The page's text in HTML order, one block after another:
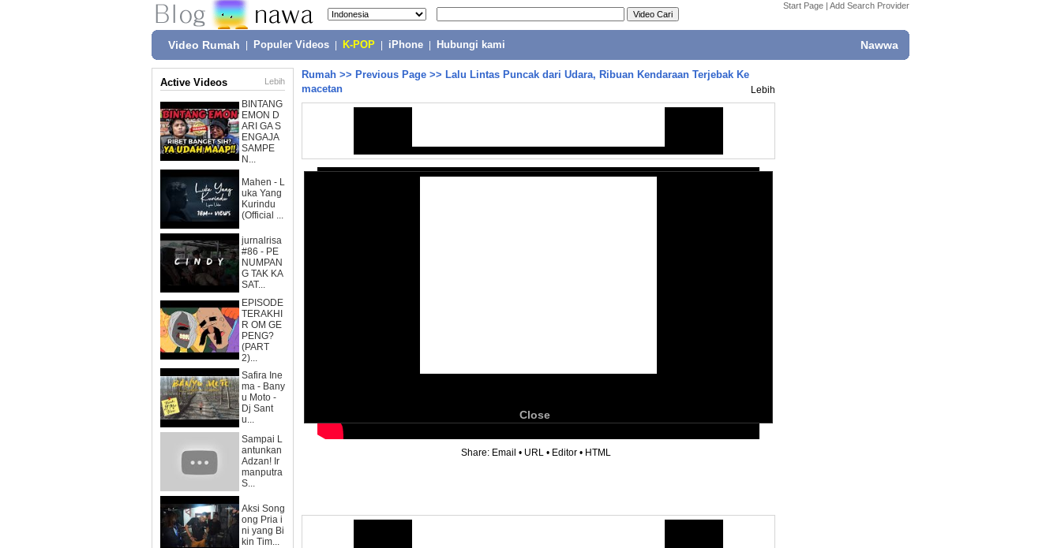
Start Page | Add Search Provider
Video Rumah Populer Videos K-POP iPhone Hubungi kami Nawwa
Active Videos Lebih
BINTANG
EMON D
ARI GA S
ENGAJA
SAMPE
N...
Mahen - L
uka Yang
Kurindu
(Official ...
jurnalrisa
#86 - PE
NUMPAN
G TAK KA
SAT...
EPISODE
TERAKHI
R OM GE
PENG?
(PART
2)...
Safira Ine
ma - Bany
u Moto -
Dj Sant
u...
Sampai L
antunkan
Adzan! Ir
manputra
S...
Aksi Song
ong Pria i
ni yang Bi
kin Tim...
Rumah >> Previous Page >> Lalu Lintas Puncak dari Udara, Ribuan Kendaraan Terjebak Ke
macetan
Lebih
Close
Share: Email • URL • Editor • HTML